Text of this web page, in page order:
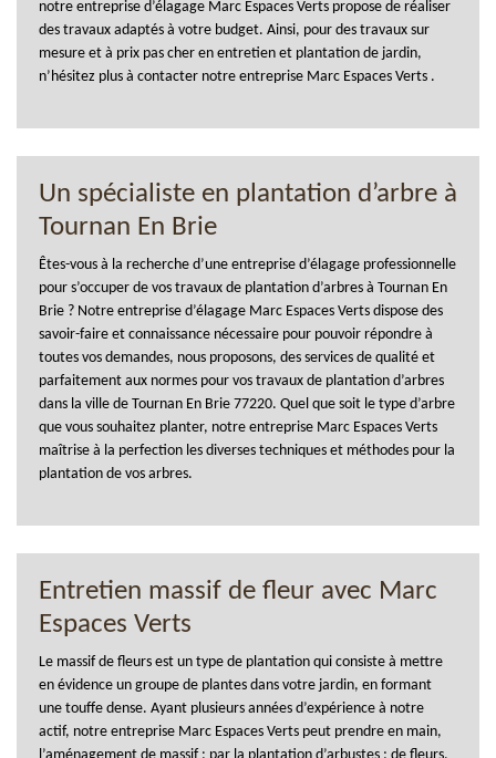
notre entreprise d’élagage Marc Espaces Verts propose de réaliser
des travaux adaptés à votre budget. Ainsi, pour des travaux sur
mesure et à prix pas cher en entretien et plantation de jardin,
n’hésitez plus à contacter notre entreprise Marc Espaces Verts .
Un spécialiste en plantation d’arbre à
Tournan En Brie
Êtes-vous à la recherche d’une entreprise d’élagage professionnelle
pour s’occuper de vos travaux de plantation d’arbres à Tournan En
Brie ? Notre entreprise d’élagage Marc Espaces Verts dispose des
savoir-faire et connaissance nécessaire pour pouvoir répondre à
toutes vos demandes, nous proposons, des services de qualité et
parfaitement aux normes pour vos travaux de plantation d’arbres
dans la ville de Tournan En Brie 77220. Quel que soit le type d’arbre
que vous souhaitez planter, notre entreprise Marc Espaces Verts
maîtrise à la perfection les diverses techniques et méthodes pour la
plantation de vos arbres.
Entretien massif de fleur avec Marc
Espaces Verts
Le massif de fleurs est un type de plantation qui consiste à mettre
en évidence un groupe de plantes dans votre jardin, en formant
une touffe dense. Ayant plusieurs années d’expérience à notre
actif, notre entreprise Marc Espaces Verts peut prendre en main,